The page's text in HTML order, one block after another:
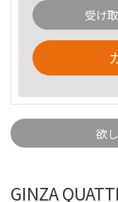
受け
欲
GINZA